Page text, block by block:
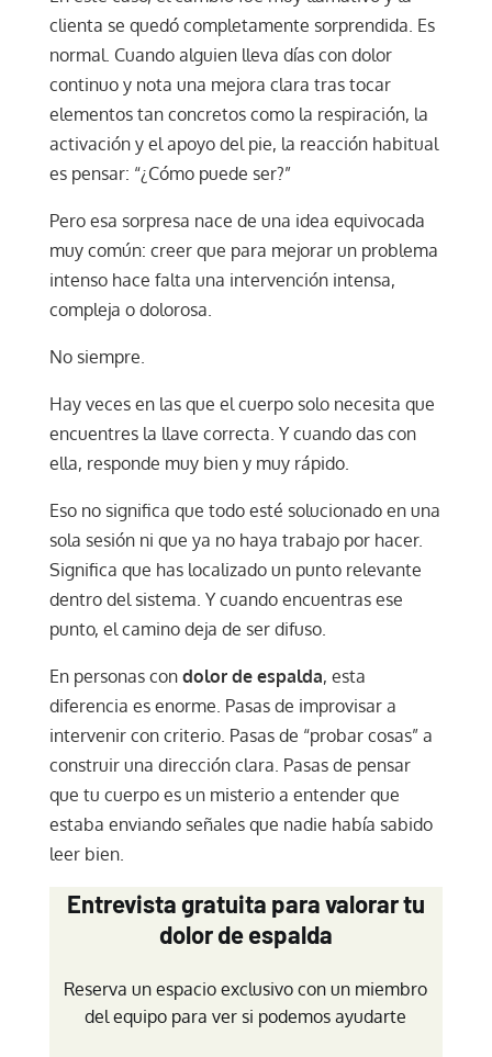
clienta se quedó completamente sorprendida. Es
normal. Cuando alguien lleva días con dolor
continuo y nota una mejora clara tras tocar
elementos tan concretos como la respiración, la
activación y el apoyo del pie, la reacción habitual
es pensar: “¿Cómo puede ser?”
Pero esa sorpresa nace de una idea equivocada
muy común: creer que para mejorar un problema
intenso hace falta una intervención intensa,
compleja o dolorosa.
No siempre.
Hay veces en las que el cuerpo solo necesita que
encuentres la llave correcta. Y cuando das con
ella, responde muy bien y muy rápido.
Eso no significa que todo esté solucionado en una
sola sesión ni que ya no haya trabajo por hacer.
Significa que has localizado un punto relevante
dentro del sistema. Y cuando encuentras ese
punto, el camino deja de ser difuso.
En personas con dolor de espalda, esta
diferencia es enorme. Pasas de improvisar a
intervenir con criterio. Pasas de “probar cosas” a
construir una dirección clara. Pasas de pensar
que tu cuerpo es un misterio a entender que
estaba enviando señales que nadie había sabido
leer bien.
Entrevista gratuita para valorar tu
dolor de espalda
Reserva un espacio exclusivo con un miembro
del equipo para ver si podemos ayudarte